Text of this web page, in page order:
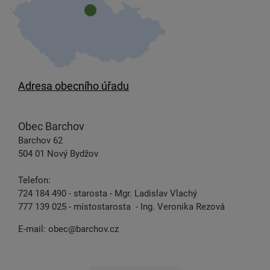
Adresa obecního úřadu
Obec Barchov
Barchov 62
504 01 Nový Bydžov
Telefon:
724 184 490 - starosta - Mgr. Ladislav Vlachý
777 139 025 - místostarosta - Ing. Veronika Rezová
E-mail: obec@barchov.cz